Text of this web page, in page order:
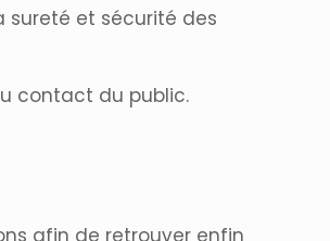
sureté et sécurité des
contact du public.
afin de retrouver enfin